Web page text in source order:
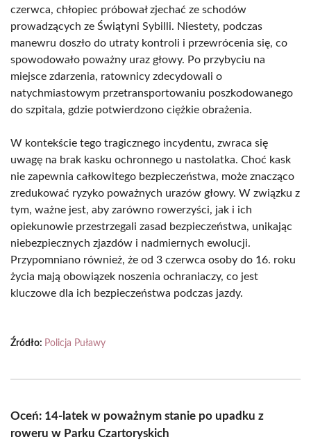
czerwca, chłopiec próbował zjechać ze schodów
prowadzących ze Świątyni Sybilli. Niestety, podczas
manewru doszło do utraty kontroli i przewrócenia się, co
spowodowało poważny uraz głowy. Po przybyciu na
miejsce zdarzenia, ratownicy zdecydowali o
natychmiastowym przetransportowaniu poszkodowanego
do szpitala, gdzie potwierdzono ciężkie obrażenia.
W kontekście tego tragicznego incydentu, zwraca się
uwagę na brak kasku ochronnego u nastolatka. Choć kask
nie zapewnia całkowitego bezpieczeństwa, może znacząco
zredukować ryzyko poważnych urazów głowy. W związku z
tym, ważne jest, aby zarówno rowerzyści, jak i ich
opiekunowie przestrzegali zasad bezpieczeństwa, unikając
niebezpiecznych zjazdów i nadmiernych ewolucji.
Przypomniano również, że od 3 czerwca osoby do 16. roku
życia mają obowiązek noszenia ochraniaczy, co jest
kluczowe dla ich bezpieczeństwa podczas jazdy.
Źródło: Policja Puławy
Oceń: 14-latek w poważnym stanie po upadku z
roweru w Parku Czartoryskich